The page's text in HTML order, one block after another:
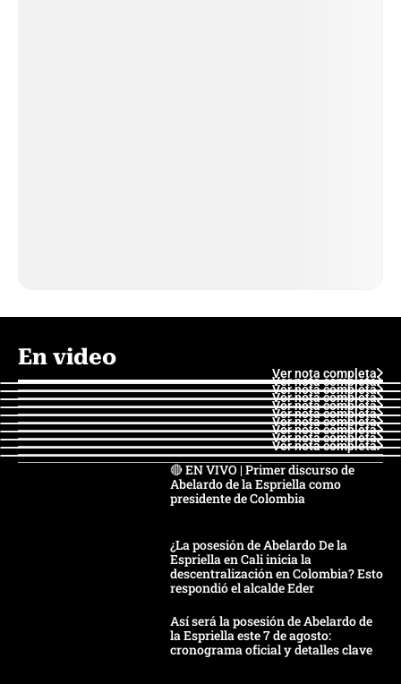
En video
Ver nota completa
Ver nota completa
Ver nota completa
Ver nota completa
Ver nota completa
Ver nota completa
Ver nota completa
Ver nota completa
Ver nota completa
Ver nota completa
🔴 EN VIVO | Primer discurso de
Abelardo de la Espriella como
presidente de Colombia
¿La posesión de Abelardo De la
Espriella en Cali inicia la
descentralización en Colombia? Esto
respondió el alcalde Eder
Así será la posesión de Abelardo de
la Espriella este 7 de agosto:
cronograma oficial y detalles clave